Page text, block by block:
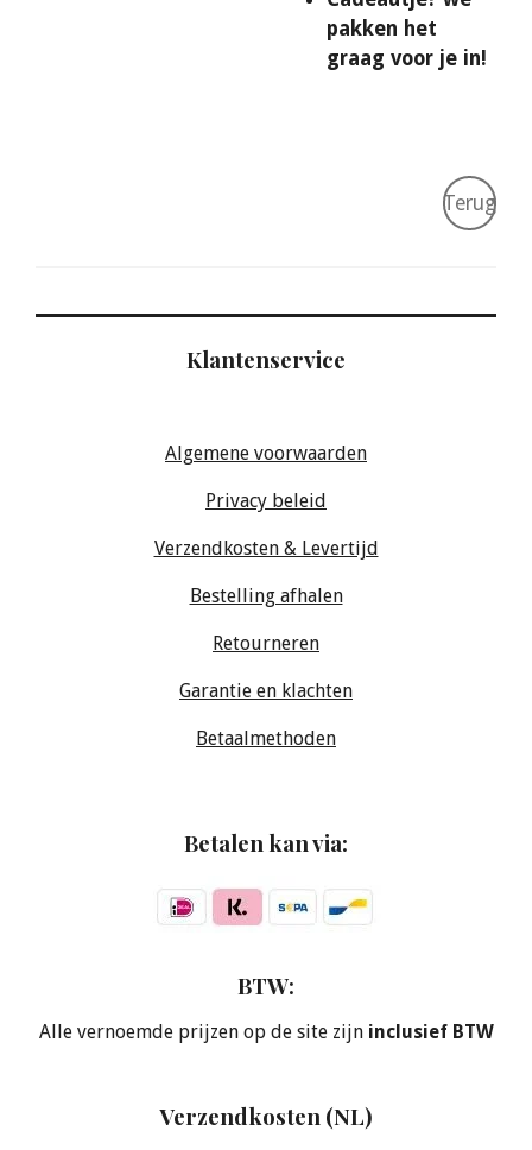
pakken het
graag voor je in!
Terug
Klantenservice
Algemene voorwaarden
Privacy beleid
Verzendkosten & Levertijd
Bestelling afhalen
Retourneren
Garantie en klachten
Betaalmethoden
Betalen kan via:
BTW:
Alle vernoemde prijzen op de site zijn inclusief BTW
Verzendkosten (NL)